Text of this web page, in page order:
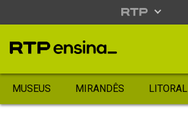
MUSEUS MIRANDÊS LITORAL